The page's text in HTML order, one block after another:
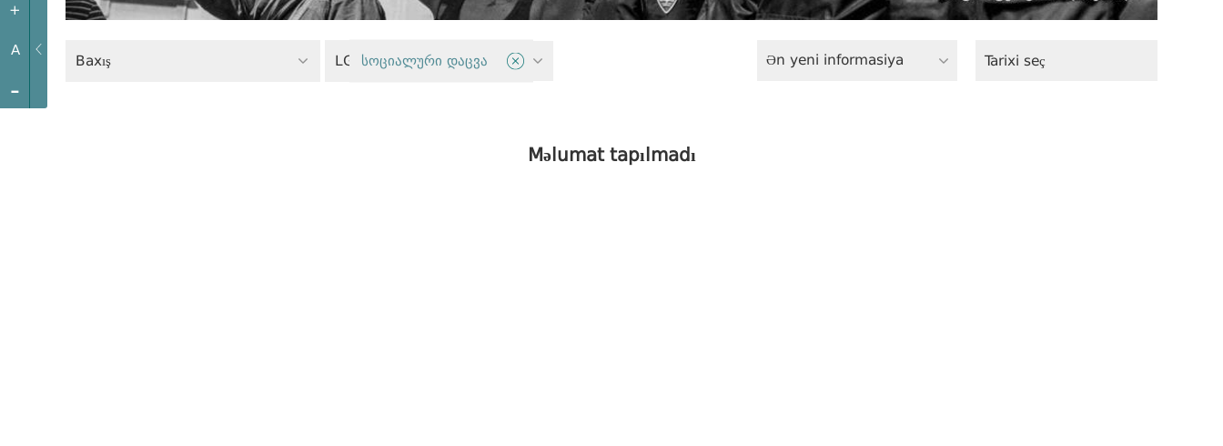
+
A
-
Baxış LGBTİ hüquqları
სოციალური დაცვა Ən yeni informasiya
Məlumat tapılmadı